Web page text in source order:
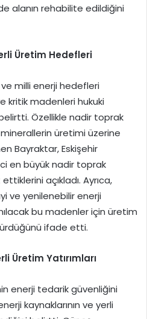
alanın rehabilite edildiğini
Üretim Hedefleri
ve milli enerji hedefleri
kritik madenleri hukuki
Özellikle nadir toprak
üretimi üzerine
Bayraktar, Eskişehir
en büyük nadir toprak
açıkladı. Ayrıca,
ve yenilenebilir enerji
bu madenler için üretim
ifade etti.
Üretim Yatırımları
enerji tedarik güvenliğini
kaynaklarının ve yerli